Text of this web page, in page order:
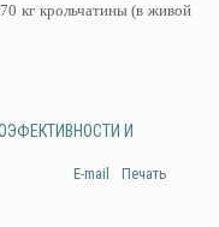
кг крольчатины (в живой
И
Печать
E-mail